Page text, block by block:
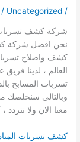
/
Uncategorized
/
شركة كشف تسربات
نحن افضل شركة
كشف واصلاح
العالم ، لدينا
تسربات المسابح
وبالتالي
معنا الان ولا
كشف تسربات